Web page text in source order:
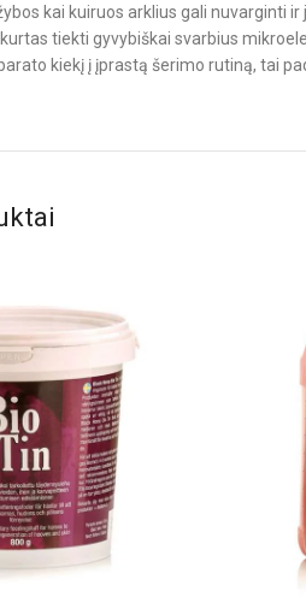
kai kuiruos arklius gali nuvarginti
tiekti gyvybiškai svarbius
kiekį į įprastą šerimo rutiną, tai